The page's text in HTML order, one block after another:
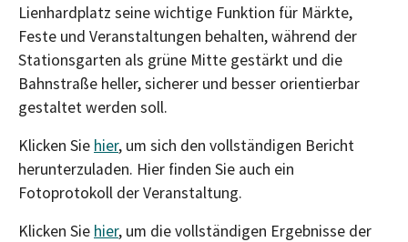
Lienhardplatz seine wichtige Funktion für Märkte,
Feste und Veranstaltungen behalten, während der
Stationsgarten als grüne Mitte gestärkt und die
Bahnstraße heller, sicherer und besser orientierbar
gestaltet werden soll.
Klicken Sie hier, um sich den vollständigen Bericht
herunterzuladen. Hier finden Sie auch ein
Fotoprotokoll der Veranstaltung.
Klicken Sie hier, um die vollständigen Ergebnisse der